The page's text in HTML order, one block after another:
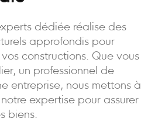
dédiée réalise des
approfondis pour
constructions. Que vous
un professionnel de
entreprise, nous mettons à
expertise pour assurer
biens.